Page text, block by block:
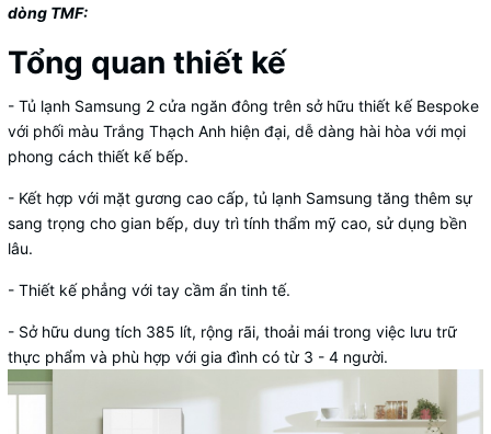
dòng TMF:
Tổng quan thiết kế
- Tủ lạnh Samsung 2 cửa ngăn đông trên sở hữu thiết kế Bespoke
với phối màu Trắng Thạch Anh hiện đại, dễ dàng hài hòa với mọi
phong cách thiết kế bếp.
- Kết hợp với mặt gương cao cấp, tủ lạnh Samsung tăng thêm sự
sang trọng cho gian bếp, duy trì tính thẩm mỹ cao, sử dụng bền
lâu.
- Thiết kế phẳng với tay cầm ẩn tinh tế.
- Sở hữu dung tích 385 lít, rộng rãi, thoải mái trong việc lưu trữ
thực phẩm và phù hợp với gia đình có từ 3 - 4 người.